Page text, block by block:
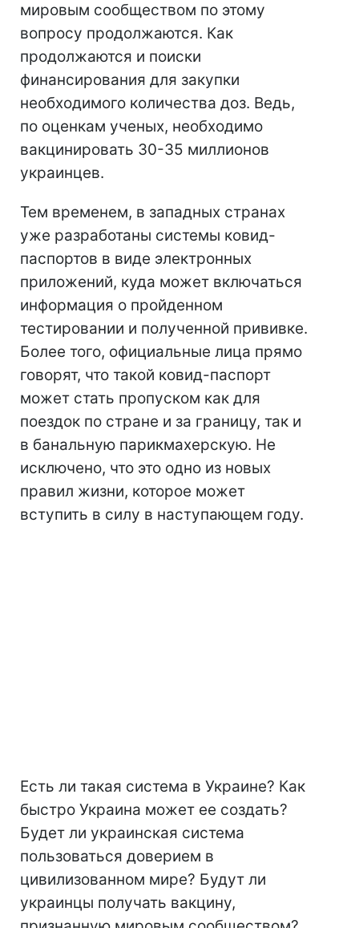
мировым сообществом по этому
вопросу продолжаются. Как
продолжаются и поиски
финансирования для закупки
необходимого количества доз. Ведь,
по оценкам ученых, необходимо
вакцинировать 30-35 миллионов
украинцев.
Тем временем, в западных странах
уже разработаны системы ковид-
паспортов в виде электронных
приложений, куда может включаться
информация о пройденном
тестировании и полученной прививке.
Более того, официальные лица прямо
говорят, что такой ковид-паспорт
может стать пропуском как для
поездок по стране и за границу, так и
в банальную парикмахерскую. Не
исключено, что это одно из новых
правил жизни, которое может
вступить в силу в наступающем году.
Есть ли такая система в Украине? Как
быстро Украина может ее создать?
Будет ли украинская система
пользоваться доверием в
цивилизованном мире? Будут ли
украинцы получать вакцину,